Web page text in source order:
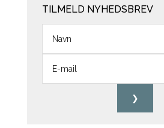
TILMELD NYHEDSBREV